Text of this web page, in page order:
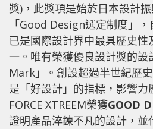
獎)，此獎項是始於日本設計
「Good Design選定制度」
已是國際設計界中最具歷史性
一。唯有榮獲優良設計獎的設
Mark」。創設超過半世紀歷
是「好設計」的指標，影響力
FORCE XTREEM榮獲GOOD
證明產品淬鍊不凡的設計，並